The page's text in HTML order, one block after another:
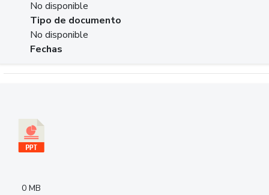
No disponible
Tipo de documento
No disponible
Fechas
0 MB